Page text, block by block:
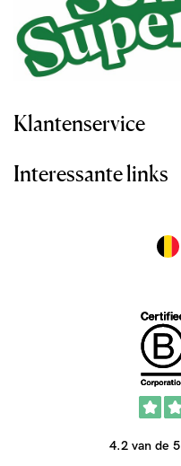
Klantenservice
Interessante links
4.2 van de 5